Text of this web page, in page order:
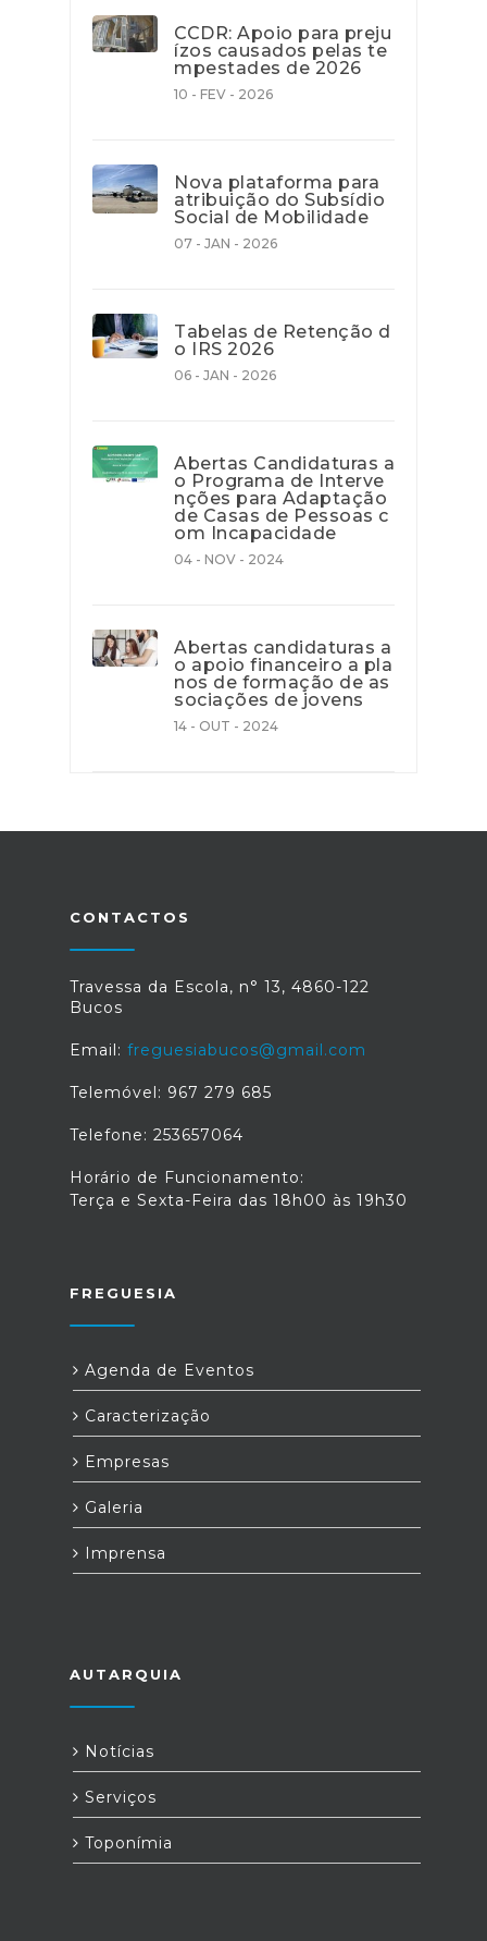
CCDR: Apoio para preju
ízos causados pelas te
mpestades de 2026
10 - FEV - 2026
Nova plataforma para
atribuição do Subsídio
Social de Mobilidade
07 - JAN - 2026
Tabelas de Retenção d
o IRS 2026
06 - JAN - 2026
Abertas Candidaturas a
o Programa de Interve
nções para Adaptação
de Casas de Pessoas c
om Incapacidade
04 - NOV - 2024
Abertas candidaturas a
o apoio financeiro a pla
nos de formação de as
sociações de jovens
14 - OUT - 2024
CONTACTOS
Travessa da Escola, n° 13, 4860-122
Bucos
Email: freguesiabucos@gmail.com
Telemóvel: 967 279 685
Telefone: 253657064
Horário de Funcionamento:
Terça e Sexta-Feira das 18h00 às 19h30
FREGUESIA
Agenda de Eventos
Caracterização
Empresas
Galeria
Imprensa
AUTARQUIA
Notícias
Serviços
Toponímia